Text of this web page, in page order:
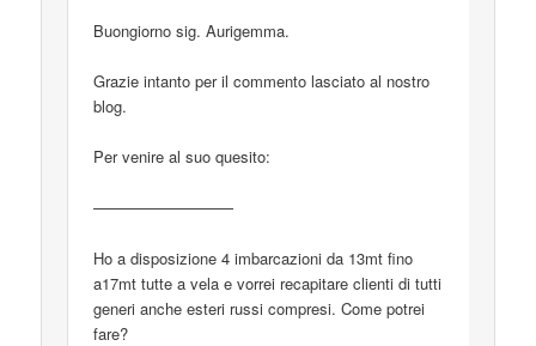
Buongiorno sig. Aurigemma.
Grazie intanto per il commento lasciato al nostro
blog.
Per venire al suo quesito:
—————————
Ho a disposizione 4 imbarcazioni da 13mt fino
a17mt tutte a vela e vorrei recapitare clienti di tutti
generi anche esteri russi compresi. Come potrei
fare?